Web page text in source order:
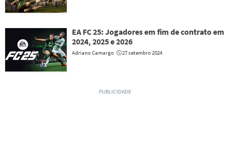
EA FC 25: Jogadores em fim de contrato em
2024, 2025 e 2026
Adriano Camargo 27 setembro 2024